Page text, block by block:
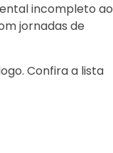
incompleto ao
jornadas de
Confira a lista